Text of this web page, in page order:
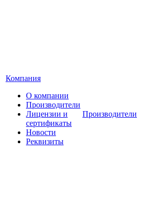
Компания
О компании
Производители
Лицензии и
сертификаты
Новости
Реквизиты
Производители